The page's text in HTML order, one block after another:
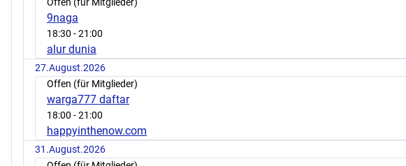
9naga
18:30 - 21:00
alur dunia
27.August.2026
Offen (für Mitglieder)
warga777 daftar
18:00 - 21:00
happyinthenow.com
31.August.2026